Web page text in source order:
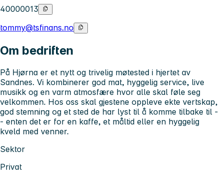
40000013
tommy@tsfinans.no
Om bedriften
På Hjørna er et nytt og trivelig møtested i hjertet av
Sandnes. Vi kombinerer god mat, hyggelig service, live
musikk og en varm atmosfære hvor alle skal føle seg
velkommen. Hos oss skal gjestene oppleve ekte vertskap,
god stemning og et sted de har lyst til å komme tilbake til -
- enten det er for en kaffe, et måltid eller en hyggelig
kveld med venner.
Sektor
Privat